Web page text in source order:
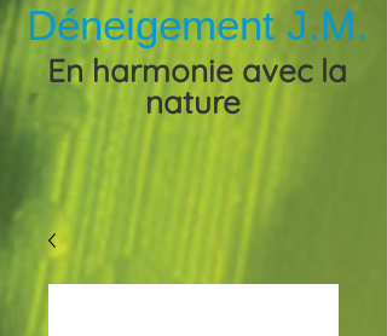
Déneigement J.M.
En harmonie avec la
nature